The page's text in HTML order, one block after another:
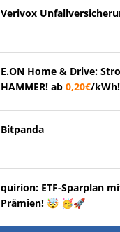
Verivox
E.ON Home & Drive:
HAMMER! ab 0,20€/kWh!
Bitpanda
quirion: ETF-Sparplan
Prämien! 🤯 🥳🚀